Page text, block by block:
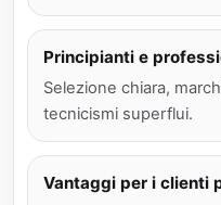
Principianti e
Selezione chiara,
tecnicismi superflui.
Vantaggi per i clienti